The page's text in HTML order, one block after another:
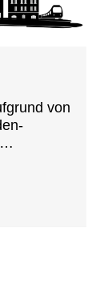
von
hat der